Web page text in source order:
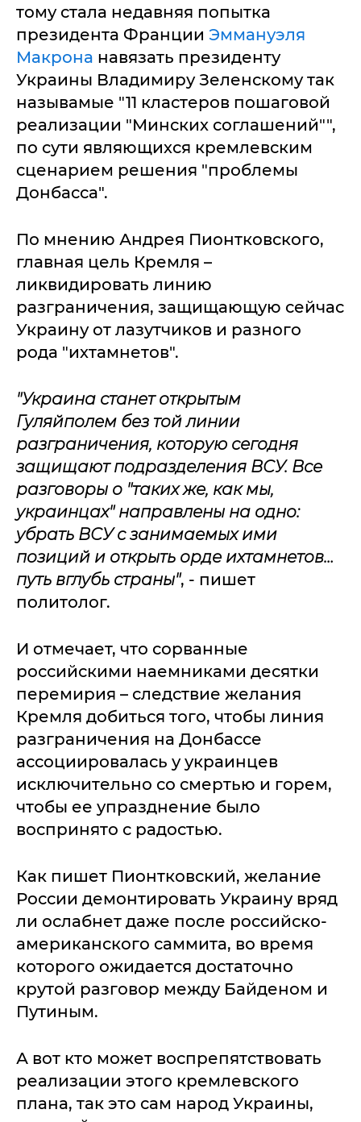
тому стала недавняя попытка
президента Франции Эммануэля
Макрона навязать президенту
Украины Владимиру Зеленскому так
называмые "11 кластеров пошаговой
реализации "Минских соглашений"",
по сути являющихся кремлевским
сценарием решения "проблемы
Донбасса".
По мнению Андрея Пионтковского,
главная цель Кремля –
ликвидировать линию
разграничения, защищающую сейчас
Украину от лазутчиков и разного
рода "ихтамнетов".
"Украина станет открытым
Гуляйполем без той линии
разграничения, которую сегодня
защищают подразделения ВСУ. Все
разговоры о "таких же, как мы,
украинцах" направлены на одно:
убрать ВСУ с занимаемых ими
позиций и открыть орде ихтамнетов…
путь вглубь страны", - пишет
политолог.
И отмечает, что сорванные
российскими наемниками десятки
перемирия – следствие желания
Кремля добиться того, чтобы линия
разграничения на Донбассе
ассоциировалась у украинцев
исключительно со смертью и горем,
чтобы ее упразднение было
воспринято с радостью.
Как пишет Пионтковский, желание
России демонтировать Украину вряд
ли ослабнет даже после российско-
американского саммита, во время
которого ожидается достаточно
крутой разговор между Байденом и
Путиным.
А вот кто может воспрепятствовать
реализации этого кремлевского
плана, так это сам народ Украины,